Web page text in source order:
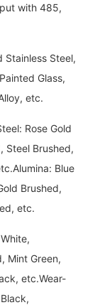
with 485,
Steel,
Glass,
etc.
Rose Gold
Steel Brushed,
Blue
Brushed,
etc.
Mint Green,
etc.Wear-